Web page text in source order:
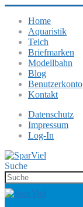
Home
Aquaristik
Teich
Briefmarken
Modellbahn
Blog
Benutzerkonto
Kontakt
Datenschutz
Impressum
Log-In
Suche